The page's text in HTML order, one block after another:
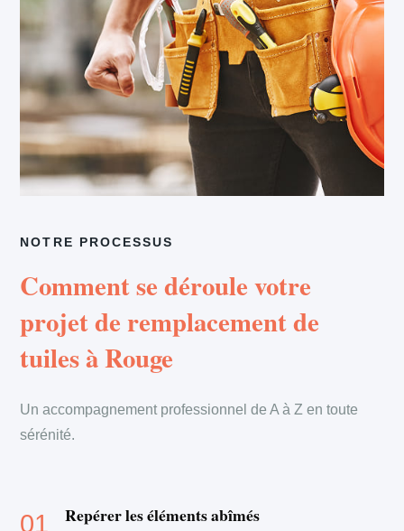
NOTRE PROCESSUS
Comment se déroule votre
projet de remplacement de
tuiles à Rouge
Un accompagnement professionnel de A à Z en toute
sérénité.
Repérer les éléments abîmés